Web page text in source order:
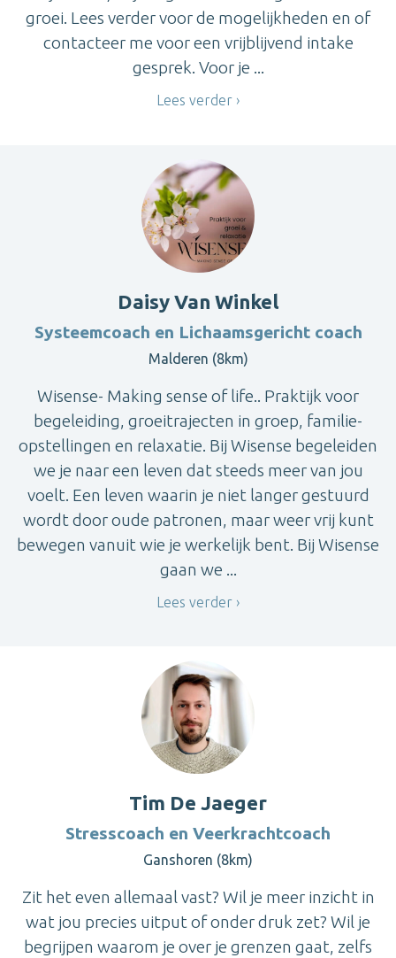
groei. Lees verder voor de mogelijkheden en of
contacteer me voor een vrijblijvend intake
gesprek. Voor je ...
Lees verder
Daisy Van Winkel
Systeemcoach en Lichaamsgericht coach
Malderen (8km)
Wisense- Making sense of life.. Praktijk voor
begeleiding, groeitrajecten in groep, familie-
opstellingen en relaxatie. Bij Wisense begeleiden
we je naar een leven dat steeds meer van jou
voelt. Een leven waarin je niet langer gestuurd
wordt door oude patronen, maar weer vrij kunt
bewegen vanuit wie je werkelijk bent. Bij Wisense
gaan we ...
Lees verder
Tim De Jaeger
Stresscoach en Veerkrachtcoach
Ganshoren (8km)
Zit het even allemaal vast? Wil je meer inzicht in
wat jou precies uitput of onder druk zet? Wil je
begrijpen waarom je over je grenzen gaat, zelfs